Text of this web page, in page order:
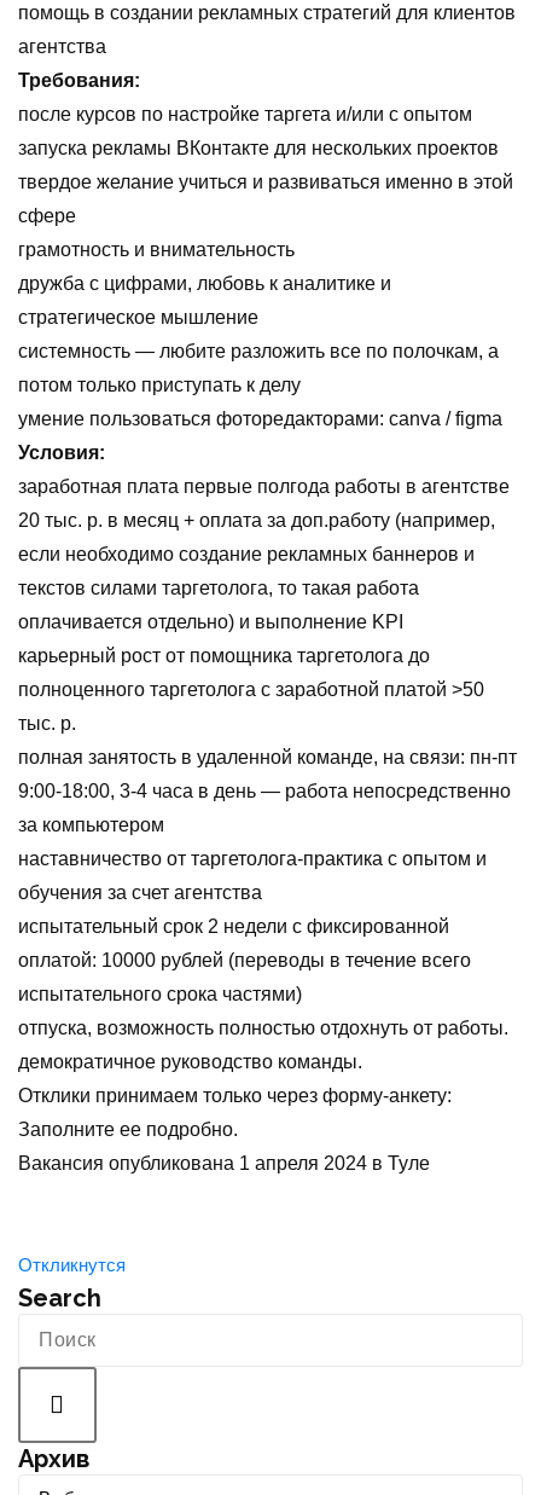
помощь в создании рекламных стратегий для клиентов
агентства
Требования:
после курсов по настройке таргета и/или с опытом
запуска рекламы ВКонтакте для нескольких проектов
твердое желание учиться и развиваться именно в этой
сфере
грамотность и внимательность
дружба с цифрами, любовь к аналитике и
стратегическое мышление
системность — любите разложить все по полочкам, а
потом только приступать к делу
умение пользоваться фоторедакторами: canva / figma
Условия:
заработная плата первые полгода работы в агентстве
20 тыс. р. в месяц + оплата за доп.работу (например,
если необходимо создание рекламных баннеров и
текстов силами таргетолога, то такая работа
оплачивается отдельно) и выполнение KPI
карьерный рост от помощника таргетолога до
полноценного таргетолога с заработной платой >50
тыс. р.
полная занятость в удаленной команде, на связи: пн-пт
9:00-18:00, 3-4 часа в день — работа непосредственно
за компьютером
наставничество от таргетолога-практика с опытом и
обучения за счет агентства
испытательный срок 2 недели с фиксированной
оплатой: 10000 рублей (переводы в течение всего
испытательного срока частями)
отпуска, возможность полностью отдохнуть от работы.
демократичное руководство команды.
Отклики принимаем только через форму-анкету:
Заполните ее подробно.
Вакансия опубликована 1 апреля 2024 в Туле
Откликнутся
Search
Архив